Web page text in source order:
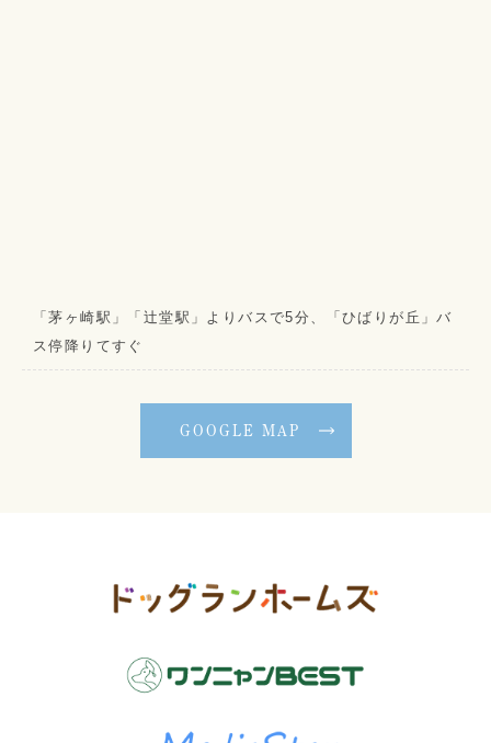
「茅ヶ崎駅」「辻堂駅」よりバスで5分、「ひばりが丘」バ
ス停降りてすぐ
GOOGLE MAP